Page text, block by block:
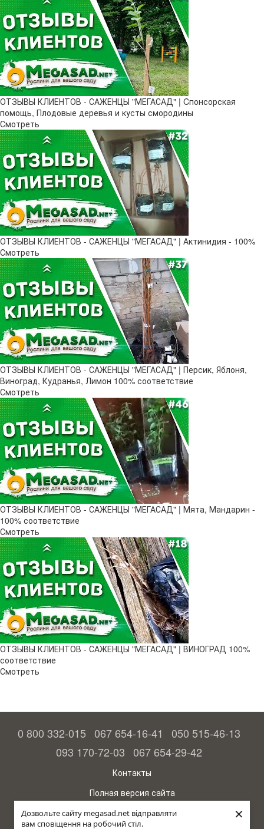
Дозвольте сайту megasad.net відправляти
вам сповіщення на робочий стіл.
×
ОТЗЫВЫ КЛИЕНТОВ - САЖЕНЦЫ "МЕГАСАД" | Cпонсорская
помощь, Плодовые деревья и кусты смородины
Смотреть
ОТЗЫВЫ КЛИЕНТОВ - САЖЕНЦЫ "МЕГАСАД" | Актинидия - 100%
Смотреть
ОТЗЫВЫ КЛИЕНТОВ - САЖЕНЦЫ "МЕГАСАД" | Персик, Яблоня,
Виноград, Кудранья, Лимон 100% соответствие
Смотреть
ОТЗЫВЫ КЛИЕНТОВ - САЖЕНЦЫ "МЕГАСАД" | Мята, Мандарин -
100% соответствие
Смотреть
ОТЗЫВЫ КЛИЕНТОВ - САЖЕНЦЫ "МЕГАСАД" | ВИНОГРАД 100%
соответствие
Смотреть
0 800 332-015 067 654-16-41
050 515-46-13
093 170-72-03 067 654-29-42
Контакты
Полная версия сайта
© 2015—2026
Megasad - гарантия высокого урожая